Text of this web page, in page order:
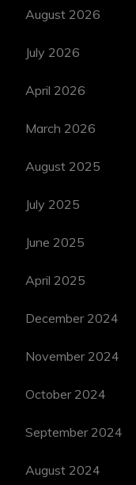
August 2026
July 2026
April 2026
March 2026
August 2025
July 2025
June 2025
April 2025
December 2024
November 2024
October 2024
September 2024
August 2024